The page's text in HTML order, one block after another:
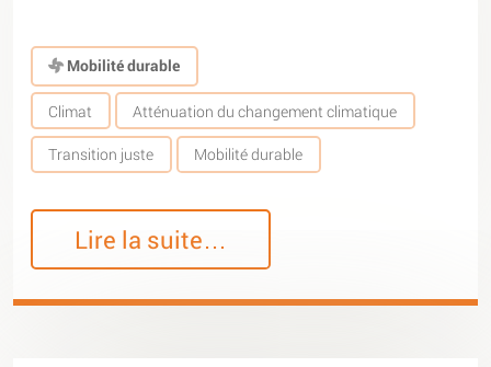
Mobilité durable
Climat Atténuation du changement climatique
Transition juste Mobilité durable
Lire la suite…